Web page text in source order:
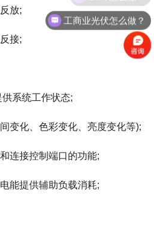
放;
接;
系统工作状态;
化、色彩变化、亮度变化等);
接控制端口的功能;
提供辅助负载消耗;
工商业光伏怎么做？